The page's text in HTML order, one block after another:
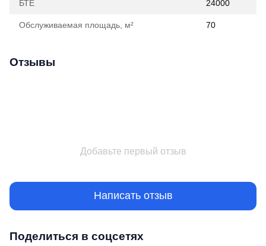
БТЕ 24000
Обслуживаемая площадь, м² 70
Отзывы
Добавьте первый отзыв
Написать отзыв
Поделиться в соцсетях